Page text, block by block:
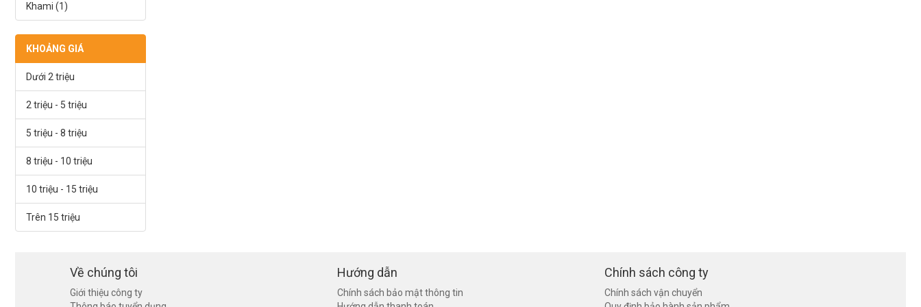
Khami (1)
KHOẢNG GIÁ
Dưới 2 triệu
2 triệu - 5 triệu
5 triệu - 8 triệu
8 triệu - 10 triệu
10 triệu - 15 triệu
Trên 15 triệu
Về chúng tôi
Giới thiệu công ty
Hướng dẫn
Chính sách bảo mật thông tin
Chính sách công ty
Chính sách vận chuyển